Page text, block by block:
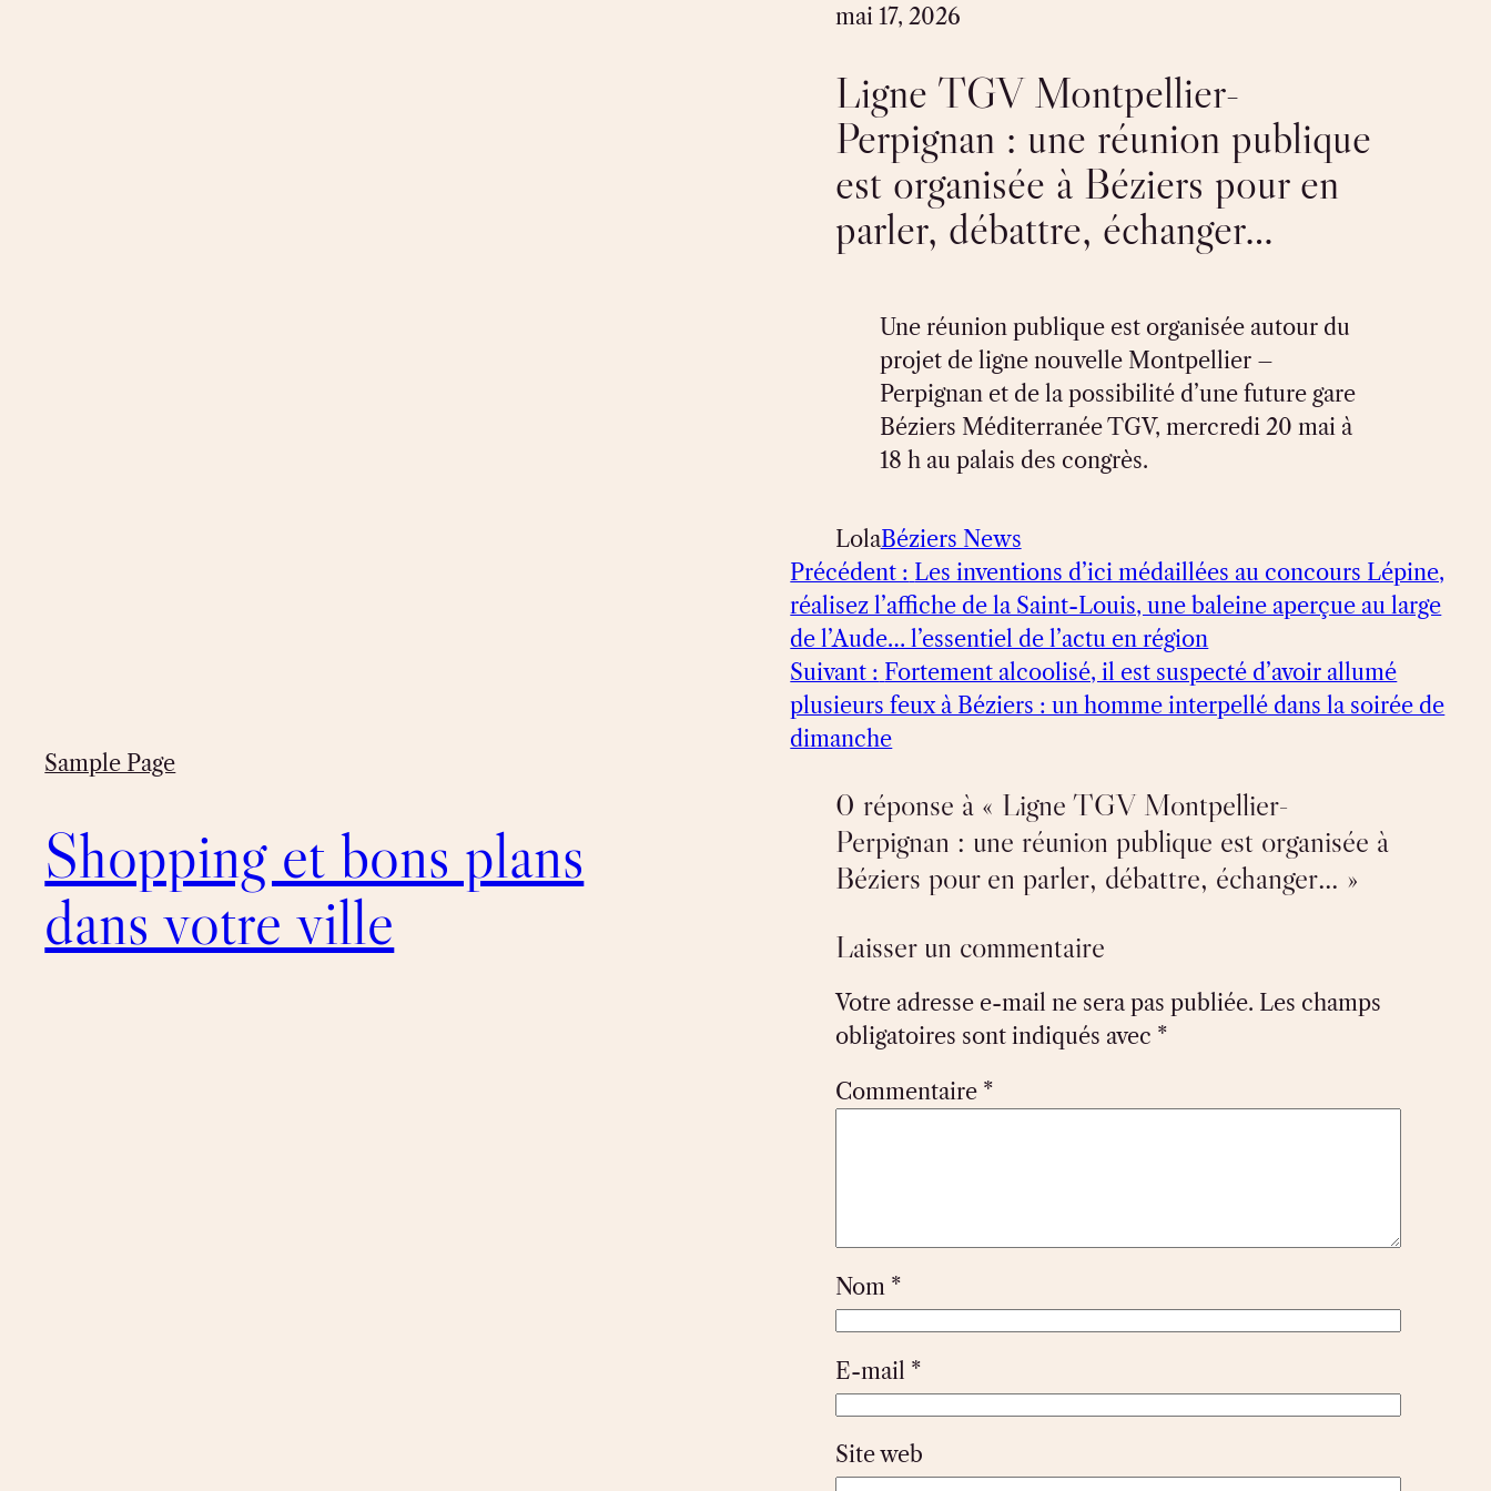
Sample Page
Shopping et bons plans
dans votre ville
mai 17, 2026
Ligne TGV Montpellier-
Perpignan : une réunion publique
est organisée à Béziers pour en
parler, débattre, échanger…
Une réunion publique est organisée autour du
projet de ligne nouvelle Montpellier –
Perpignan et de la possibilité d’une future gare
Béziers Méditerranée TGV, mercredi 20 mai à
18 h au palais des congrès.
LolaBéziers News
Précédent : Les inventions d’ici médaillées au concours Lépine,
réalisez l’affiche de la Saint-Louis, une baleine aperçue au large
de l’Aude… l’essentiel de l’actu en région
Suivant : Fortement alcoolisé, il est suspecté d’avoir allumé
plusieurs feux à Béziers : un homme interpellé dans la soirée de
dimanche
0 réponse à « Ligne TGV Montpellier-
Perpignan : une réunion publique est organisée à
Béziers pour en parler, débattre, échanger… »
Laisser un commentaire
Votre adresse e-mail ne sera pas publiée. Les champs
obligatoires sont indiqués avec *
Commentaire *
Nom *
E-mail *
Site web